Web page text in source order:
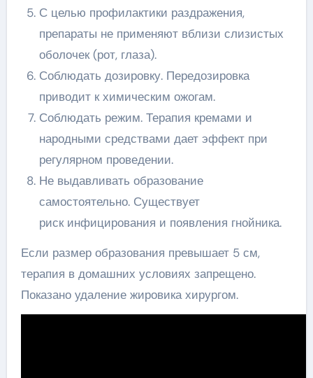
С целью профилактики раздражения,
препараты не применяют вблизи слизистых
оболочек (рот, глаза).
Соблюдать дозировку. Передозировка
приводит к химическим ожогам.
Соблюдать режим. Терапия кремами и
народными средствами дает эффект при
регулярном проведении.
Не выдавливать образование
самостоятельно. Существует
риск инфицирования и появления гнойника.
Если размер образования превышает 5 см,
терапия в домашних условиях запрещено.
Показано удаление жировика хирургом.